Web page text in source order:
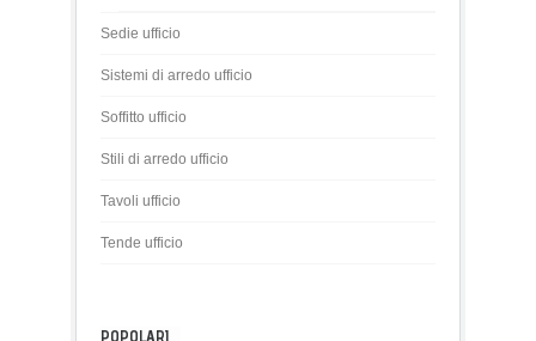
Sedie ufficio
Sistemi di arredo ufficio
Soffitto ufficio
Stili di arredo ufficio
Tavoli ufficio
Tende ufficio
POPOLARI